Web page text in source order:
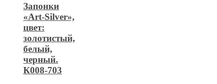
Запонки
«Art-Silver»,
цвет:
золотистый,
белый,
черный.
К008-703